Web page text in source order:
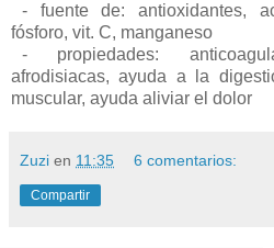
- fuente de: antioxidantes,
fósforo, vit. C, manganeso
- propiedades:
afrodisiacas, ayuda a la
muscular, ayuda aliviar el dolor
Zuzi en 11:35 6 comentarios:
Compartir